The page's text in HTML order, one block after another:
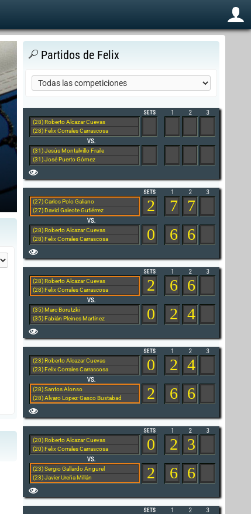
Partidos de Felix
(28) Roberto Alcazar Cuevas
(28) Felix Corrales Carrascosa
(31) Jesús Montalvillo Fraile
(31) José Puerto Gómez
(27) Carlos Polo Galiano
(27) David Galeote Gutiérrez
(28) Roberto Alcazar Cuevas
(28) Felix Corrales Carrascosa
2
0
7 7
6 6
(28) Roberto Alcazar Cuevas
(28) Felix Corrales Carrascosa
(35) Marc Borutzki
(35) Fabián Pleines Martínez
2
0
6 6
2 4
(23) Roberto Alcazar Cuevas
(23) Felix Corrales Carrascosa
(28) Santos Alonso
(28) Alvaro Lopez-Gasco Bustabad
0
2
2 4
6 6
(20) Roberto Alcazar Cuevas
(20) Felix Corrales Carrascosa
(23) Sergio Gallardo Angurel
(23) Javier Ureña Millán
0
2
2 3
6 6